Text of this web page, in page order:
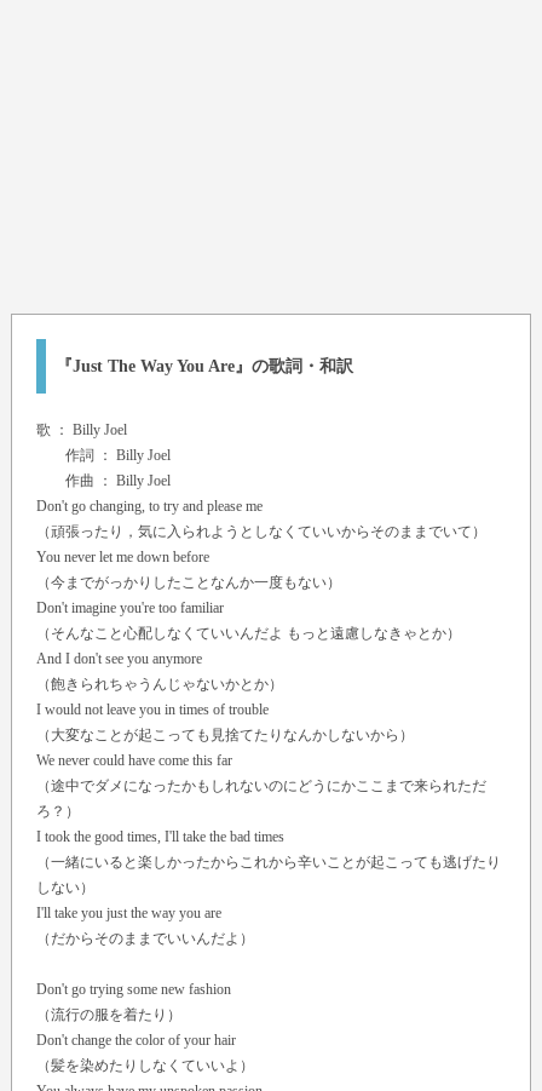
『Just The Way You Are』の歌詞・和訳
歌 ： Billy Joel
作詞 ： Billy Joel
作曲 ： Billy Joel
Don't go changing, to try and please me
（頑張ったり，気に入られようとしなくていいからそのままでいて）
You never let me down before
（今までがっかりしたことなんか一度もない）
Don't imagine you're too familiar
（そんなこと心配しなくていいんだよ もっと遠慮しなきゃとか）
And I don't see you anymore
（飽きられちゃうんじゃないかとか）
I would not leave you in times of trouble
（大変なことが起こっても見捨てたりなんかしないから）
We never could have come this far
（途中でダメになったかもしれないのにどうにかここまで来られただ
ろ？）
I took the good times, I'll take the bad times
（一緒にいると楽しかったからこれから辛いことが起こっても逃げたり
しない）
I'll take you just the way you are
（だからそのままでいいんだよ）
Don't go trying some new fashion
（流行の服を着たり）
Don't change the color of your hair
（髪を染めたりしなくていいよ）